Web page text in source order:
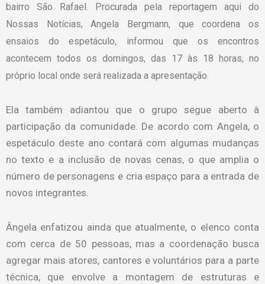
bairro São Rafael. Procurada pela reportagem aqui do
Nossas Notícias, Angela Bergmann, que coordena os
ensaios do espetáculo, informou que os encontros
acontecem todos os domingos, das 17 às 18 horas, no
próprio local onde será realizada a apresentação.
Ela também adiantou que o grupo segue aberto à
participação da comunidade. De acordo com Angela, o
espetáculo deste ano contará com algumas mudanças
no texto e a inclusão de novas cenas, o que amplia o
número de personagens e cria espaço para a entrada de
novos integrantes.
Ângela enfatizou ainda que atualmente, o elenco conta
com cerca de 50 pessoas, mas a coordenação busca
agregar mais atores, cantores e voluntários para a parte
técnica, que envolve a montagem de estruturas e